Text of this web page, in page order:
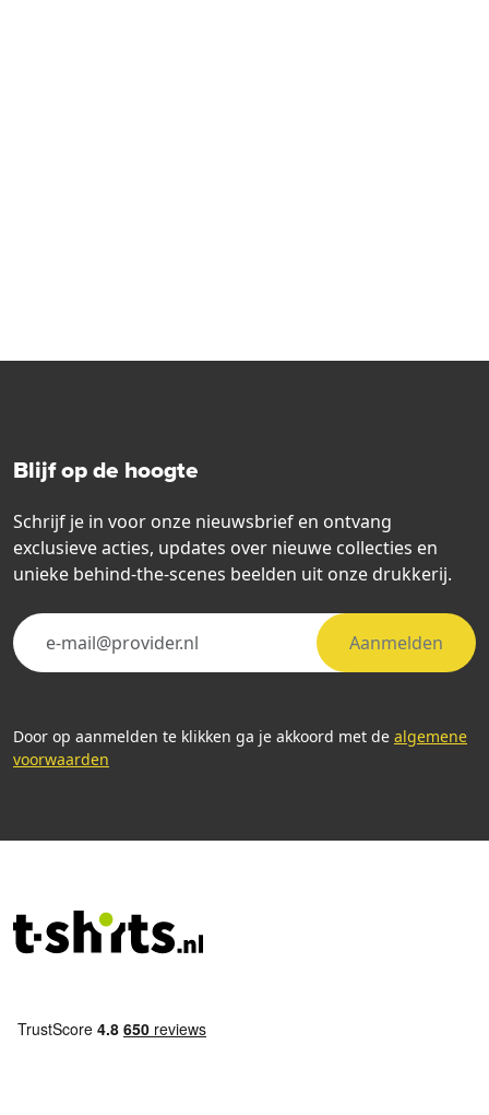
Blijf op de hoogte
Schrijf je in voor onze nieuwsbrief en ontvang
exclusieve acties, updates over nieuwe collecties en
unieke behind-the-scenes beelden uit onze drukkerij.
Aanmelden
Door op aanmelden te klikken ga je akkoord met de algemene
voorwaarden